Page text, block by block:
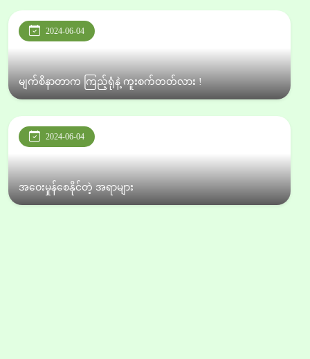
2024-06-04
မျက်စိနာတာက ကြည့်ရုံနဲ့ ကူးစက်တတ်လား !
2024-06-04
အဝေးမှုန်စေနိုင်တဲ့ အရာများ